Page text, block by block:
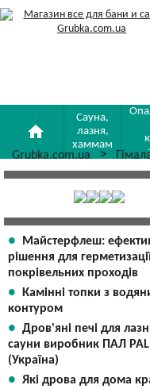
home
Сауна,
лазня,
хаммам
Grubka.com.ua
Майстерфлеш:
рішення для
покрівельних проходів
Камінні топки з
контуром
Дров'яні печі для
сауни виробник ПАЛ PAL
(Україна)
Які дрова для дома